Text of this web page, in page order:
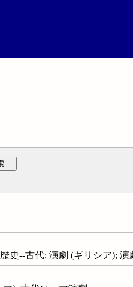
史--古代; 演劇 (ギリシア);